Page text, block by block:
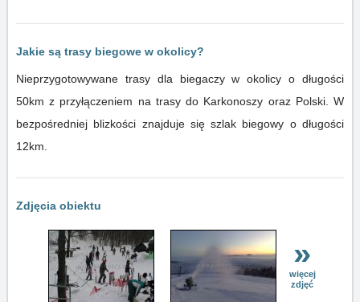
Jakie są trasy biegowe w okolicy?
Nieprzygotowywane trasy dla biegaczy w okolicy o długości
50km z przyłączeniem na trasy do Karkonoszy oraz Polski. W
bezpośredniej blizkości znajduje się szlak biegowy o długości
12km.
Zdjęcia obiektu
»
więcej
zdjęć